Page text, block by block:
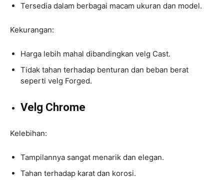
Tersedia dalam berbagai macam ukuran dan model.
Kekurangan:
Harga lebih mahal dibandingkan velg Cast.
Tidak tahan terhadap benturan dan beban berat
seperti velg Forged.
Velg Chrome
Kelebihan:
Tampilannya sangat menarik dan elegan.
Tahan terhadap karat dan korosi.